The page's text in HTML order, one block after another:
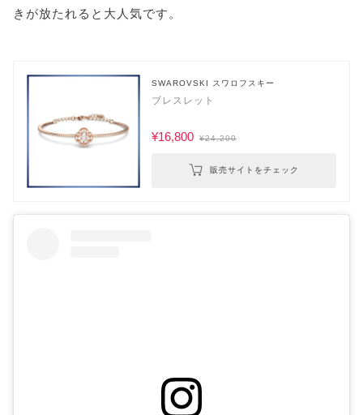
きが放たれると大人気です。
SWAROVSKI スワロフスキー
ブレスレット
¥16,800 ¥24,200
販売サイトをチェック